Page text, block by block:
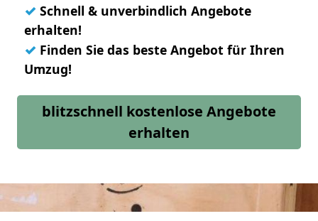
✓ Schnell & unverbindlich Angebote
erhalten!
✓ Finden Sie das beste Angebot für Ihren
Umzug!
blitzschnell kostenlose Angebote
erhalten